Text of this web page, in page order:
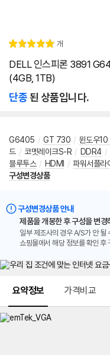
별
5.
리
개
DELL 인스피론 3891
(4GB, 1TB)
단종된 상품입니다.
G6405 / GT 730 / 윈도우10
드 / 코멧레이크S-R / DDR4 /
블루투스 / HDMI / 파워서플라
구성변경상품
구성변경상품 안내
제품을 개봉한 후 구성을 변
일부 제조사의 경우 A/S가 안 될
쇼핑몰에서 해당 정보를 확인 후
요약정보 가격비교